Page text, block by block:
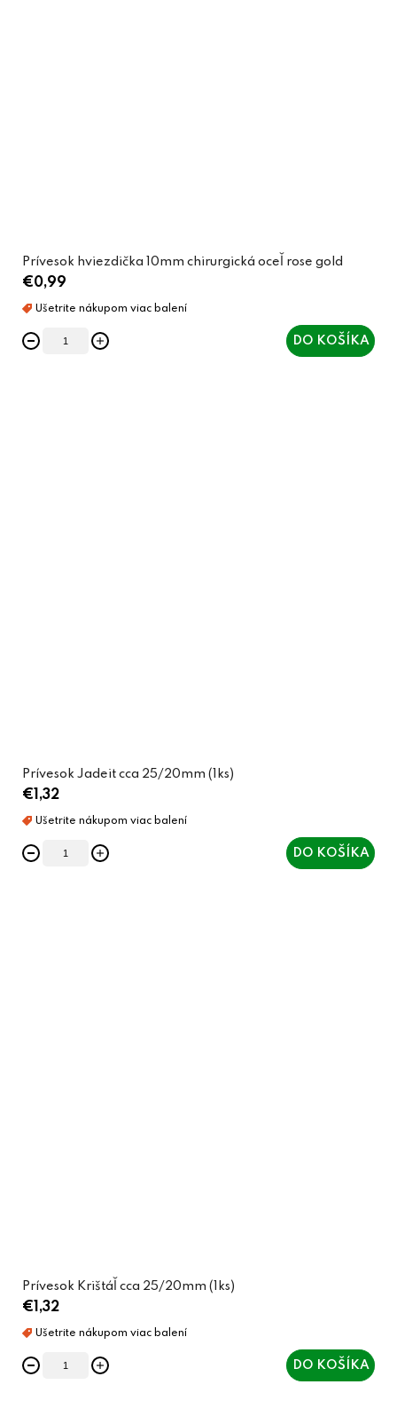
Prívesok hviezdička 10mm chirurgická oceľ rose gold
€0,99
DO KOŠÍKA
Prívesok Jadeit cca 25/20mm (1ks)
€1,32
DO KOŠÍKA
Prívesok Krištáľ cca 25/20mm (1ks)
€1,32
DO KOŠÍKA